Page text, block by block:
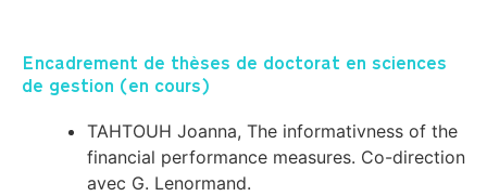
Encadrement de thèses de doctorat en sciences
de gestion (en cours)
TAHTOUH Joanna, The informativness of the
financial performance measures. Co-direction
avec G. Lenormand.